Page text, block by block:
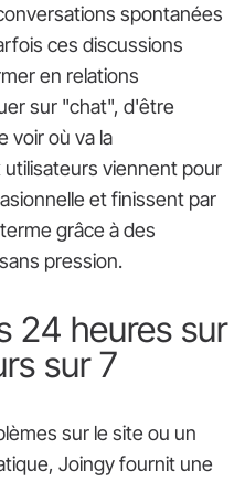
spontanées
ces discussions
en relations
sur "chat", d'être
voir où va la
viennent pour
et finissent par
grâce à des
pression.
24 heures sur
sur 7
sur le site ou un
Joingy fournit une